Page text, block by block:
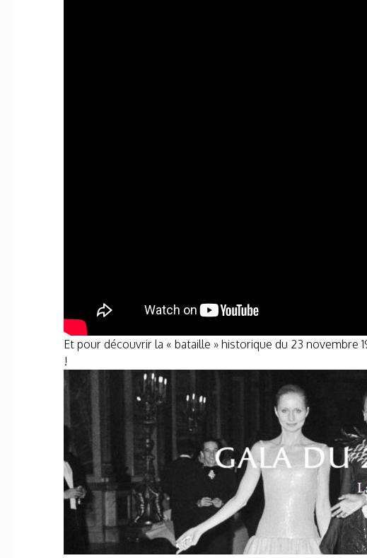
Et pour découvrir la « bataille » historique du 23 novembre
!